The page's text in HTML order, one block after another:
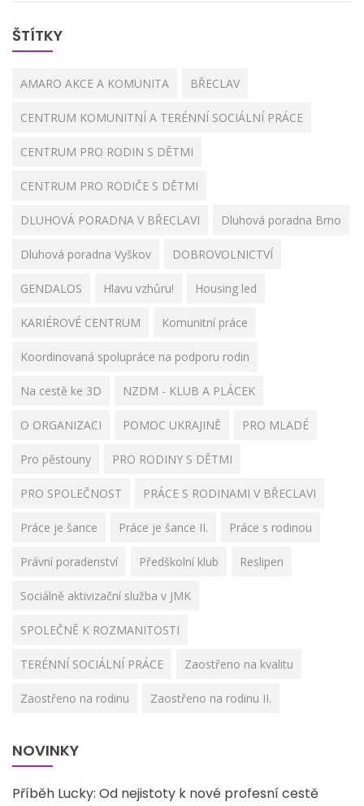
ŠTÍTKY
AMARO AKCE A KOMUNITA BŘECLAV
CENTRUM KOMUNITNÍ A TERÉNNÍ SOCIÁLNÍ PRÁCE
CENTRUM PRO RODIN S DĚTMI
CENTRUM PRO RODIČE S DĚTMI
DLUHOVÁ PORADNA V BŘECLAVI Dluhová poradna Brno
Dluhová poradna Vyškov DOBROVOLNICTVÍ
GENDALOS Hlavu vzhůru! Housing led
KARIÉROVÉ CENTRUM Komunitní práce
Koordinovaná spolupráce na podporu rodin
Na cestě ke 3D NZDM - KLUB A PLÁCEK
O ORGANIZACI POMOC UKRAJINĚ PRO MLADÉ
Pro pěstouny PRO RODINY S DĚTMI
PRO SPOLEČNOST PRÁCE S RODINAMI V BŘECLAVI
Práce je šance Práce je šance II. Práce s rodinou
Právní poradenství Předškolní klub Reslipen
Sociálně aktivizační služba v JMK
SPOLEČNĚ K ROZMANITOSTI
TERÉNNÍ SOCIÁLNÍ PRÁCE Zaostřeno na kvalitu
Zaostřeno na rodinu Zaostřeno na rodinu II.
NOVINKY
Příběh Lucky: Od nejistoty k nové profesní cestě